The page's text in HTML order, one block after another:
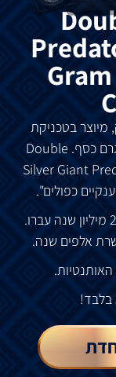
מיוצר בטכניקת
145 גרם נחושת ו-10 גרם כסף. Double
Silver Giant
במהדורה זו: הסמילודון. טורף השיא של 2.5 מיליון שנה עברו.
אלפים שנה.